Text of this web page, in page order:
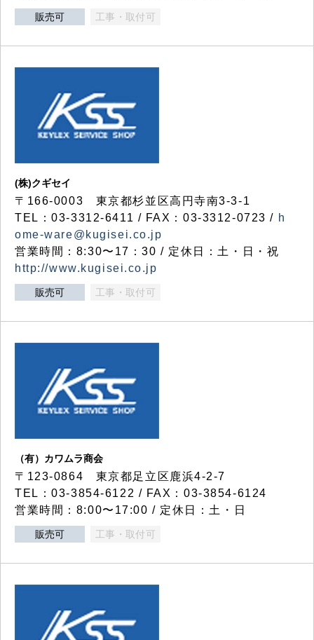
販売可 工事・取付可
(株)クギセイ
〒166-0003 東京都杉並区高円寺南3-3-1
TEL：03-3312-6411 / FAX：03-3312-0723 / h
ome-ware@kugisei.co.jp
営業時間：8:30〜17：30 / 定休日：土・日・祝
http://www.kugisei.co.jp
販売可 工事・取付可
（有）カワムラ商会
〒123-0864 東京都足立区鹿浜4-2-7
TEL：03-3854-6122 / FAX：03-3854-6124
営業時間：8:00〜17:00 / 定休日：土・日
販売可 工事・取付可